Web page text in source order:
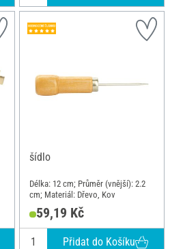
šídlo
Délka: 12 cm; Průměr (vnější): 2.2
cm; Materiál: Dřevo, Kov
59,19 Kč
Přidat do Košíku